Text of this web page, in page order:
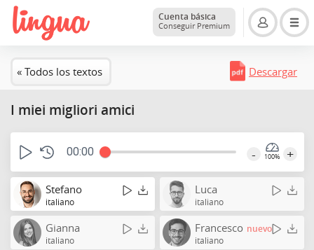
Cuenta básica
Conseguir Premium
« Todos los textos Descargar
I miei migliori amici
00:00 - 100% +
Stefano
italiano
Luca
italiano
Gianna
italiano
Francesco nuevo
italiano